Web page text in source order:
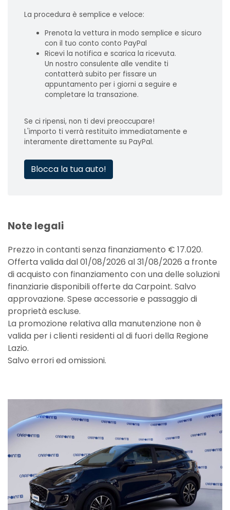
La procedura è semplice e veloce:
Prenota la vettura in modo semplice e sicuro
con il tuo conto conto PayPal
Ricevi la notifica e scarica la ricevuta.
Un nostro consulente alle vendite ti
contatterà subito per fissare un
appuntamento per i giorni a seguire e
completare la transazione.
Se ci ripensi, non ti devi preoccupare!
L'importo ti verrà restituito immediatamente e
interamente direttamente su PayPal.
Blocca la tua auto!
Note legali
Prezzo in contanti senza finanziamento € 17.020.
Offerta valida dal 01/08/2026 al 31/08/2026 a fronte
di acquisto con finanziamento con una delle soluzioni
finanziarie disponibili offerte da Carpoint. Salvo
approvazione. Spese accessorie e passaggio di
proprietà escluse.
La promozione relativa alla manutenzione non è
valida per i clienti residenti al di fuori della Regione
Lazio.
Salvo errori ed omissioni.